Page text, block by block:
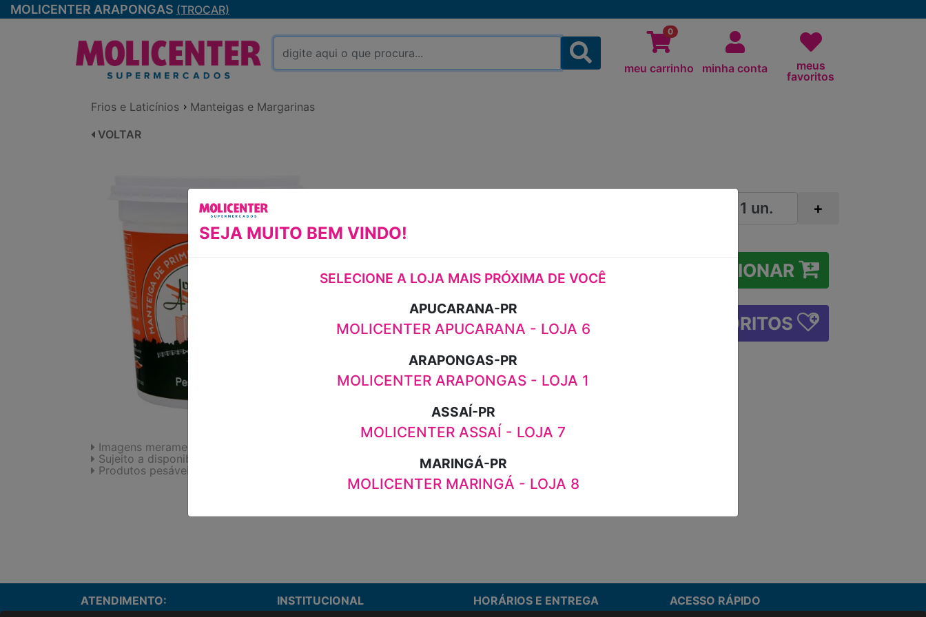
MOLICENTER ARAPONGAS (TROCAR)
0
meu carrinho minha conta
meus
favoritos
Frios e Laticínios
Manteigas e Margarinas
VOLTAR
QUALIDADE SAL AVIAÇÃO
SAL AVIAÇÃO POTE 500G
R$39,98
+
ADICIONAR
FAVORITOS
Imagens meramente ilustrativas.
Sujeito a disponibilidade de estoque.
Produtos pesáveis podem sofrer variação de preço.
SEJA MUITO BEM VINDO!
SELECIONE A LOJA MAIS PRÓXIMA DE VOCÊ
APUCARANA-PR
MOLICENTER APUCARANA - LOJA 6
ARAPONGAS-PR
MOLICENTER ARAPONGAS - LOJA 1
ASSAÍ-PR
MOLICENTER ASSAÍ - LOJA 7
MARINGÁ-PR
MOLICENTER MARINGÁ - LOJA 8
ATENDIMENTO: INSTITUCIONAL HORÁRIOS E ENTREGA ACESSO RÁPIDO